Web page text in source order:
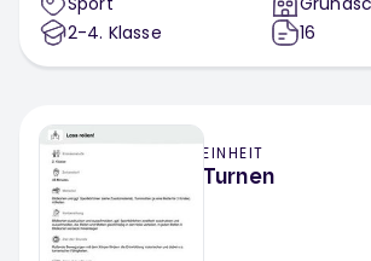
2-4. Klasse
16
EINHEIT
Turnen